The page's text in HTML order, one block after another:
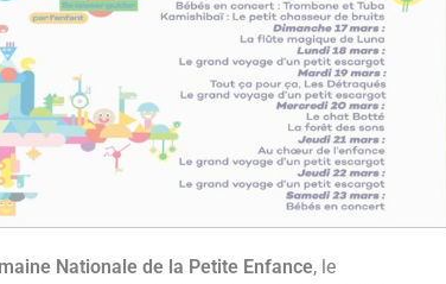
Nationale de la Petite Enfance, le